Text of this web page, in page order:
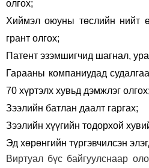
олгох;
Хиймэл оюуны төслийн нийт
грант олгох;
Патент эзэмшигчид шагнал,
Гарааны компаниудад
70 хүртэлх хувьд дэмжлэг олгох;
Зээлийн батлан даалт гаргах;
Зээлийн хүүгийн тодорхой
Эд хөрөнгийн түргэвчилсэн
Виртуал бүс байгуулснаар